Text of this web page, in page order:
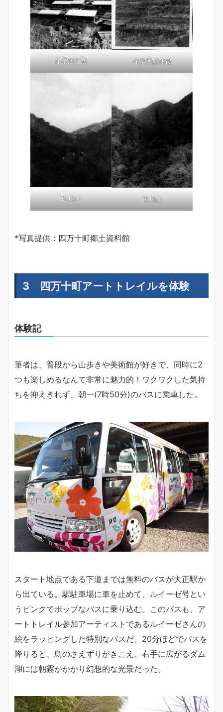
作業所住居 作業所解体後
佐川山 佐川山
*写真提供：四万十町郷土資料館
3 四万十町アートトレイルを体験
体験記
筆者は、普段から山歩きや美術館が好きで、同時に2
つも楽しめるなんて非常に魅力的！ワクワクした気持
ちを抑えきれず、朝一(7時50分)のバスに乗車した。
スタート地点である下道までは無料のバスが大正駅か
ら出ている。駅駐車場に車を止めて、ルイーゼ号とい
うピンクでポップなバスに乗り込む。このバスも、ア
ートトレイル参加アーティストであるルイーゼさんの
絵をラッピングした特別なバスだ。20分ほどでバスを
降りると、鳥のさえずりがきこえ、右手に広がるダム
湖には朝霧がかかり幻想的な光景だった。